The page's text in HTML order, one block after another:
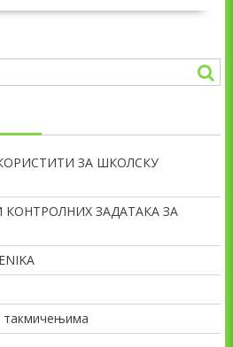
ЗА ШКОЛСКУ
ЗАДАТАКА ЗА
такмичењима